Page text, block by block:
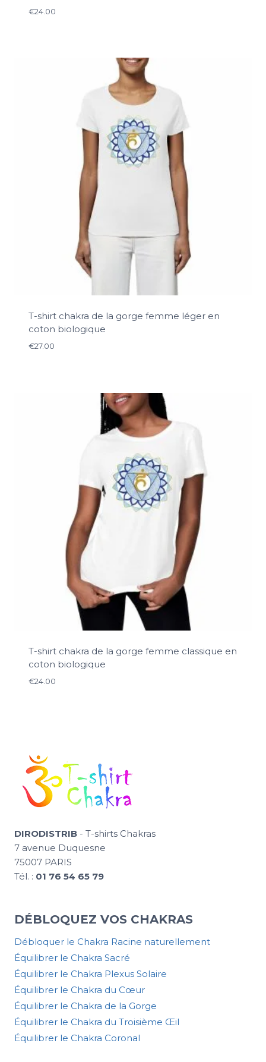
€24.00
T-shirt chakra de la gorge femme léger en
coton biologique
€27.00
T-shirt chakra de la gorge femme classique en
coton biologique
€24.00
DIRODISTRIB - T-shirts Chakras
7 avenue Duquesne
75007 PARIS
Tél. : 01 76 54 65 79
DÉBLOQUEZ VOS CHAKRAS
Débloquer le Chakra Racine naturellement
Équilibrer le Chakra Sacré
Équilibrer le Chakra Plexus Solaire
Équilibrer le Chakra du Cœur
Équilibrer le Chakra de la Gorge
Équilibrer le Chakra du Troisième Œil
Équilibrer le Chakra Coronal